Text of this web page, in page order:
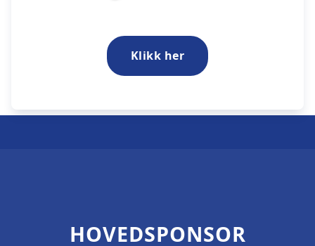
Klikk her
HOVEDSPONSOR